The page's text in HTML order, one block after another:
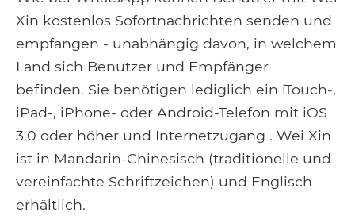
Xin kostenlos Sofortnachrichten senden und
empfangen - unabhängig davon, in welchem
​​Land sich Benutzer und Empfänger
befinden. Sie benötigen lediglich ein iTouch-,
iPad-, iPhone- oder Android-Telefon mit iOS
3.0 oder höher und Internetzugang . Wei Xin
ist in Mandarin-Chinesisch (traditionelle und
vereinfachte Schriftzeichen) und Englisch
erhältlich.